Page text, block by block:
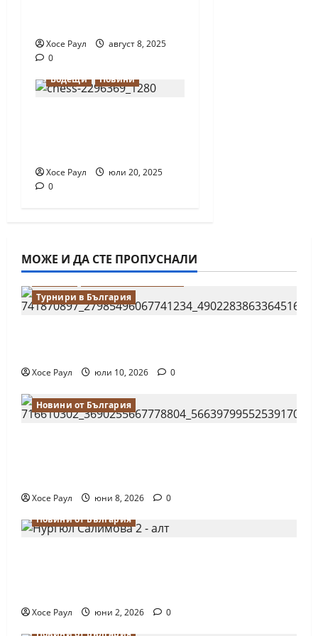
Хосе Раул
август 8, 2025
0
Водещи
Новини
Хосе Раул
юли 20, 2025
0
МОЖЕ И ДА СТЕ ПРОПУСНАЛИ
Турнири в България
Хосе Раул юли 10, 2026 0
Новини от България
Хосе Раул юни 8, 2026
0
Новини от България
Хосе Раул юни 2, 2026
0